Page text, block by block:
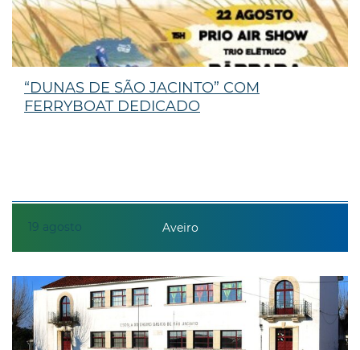
19 agosto
“DUNAS DE SÃO JACINTO” COM
FERRYBOAT DEDICADO
Aveiro